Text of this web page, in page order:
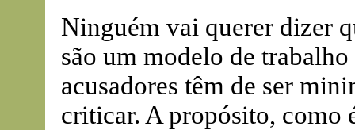
Ninguém vai querer dizer
são um modelo de
acusadores têm de ser
criticar. A propósito, como